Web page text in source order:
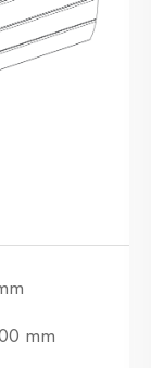
mm